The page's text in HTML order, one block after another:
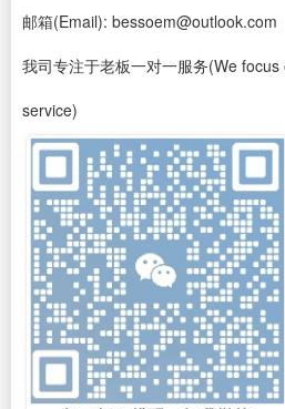
邮箱(Email): bessoem@outlook.com
我司专注于老板一对一服务(We
service)